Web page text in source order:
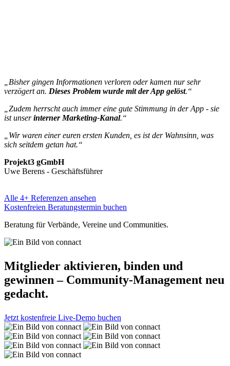
„Bisher gingen Informationen verloren oder kamen nur sehr
verzögert an. Dieses Problem wurde mit der App gelöst.“
„Zudem herrscht auch immer eine gute Stimmung in der App - sie
ist unserinterner Marketing-Kanal.“
„Wir waren einer euren ersten Kunden, es ist der Wahnsinn, was
sich seitdem getan hat.“
Projekt3 gGmbH
Uwe Berens - Geschäftsführer
Alle 4+ Referenzen ansehen
Kostenfreien Beratungstermin buchen
Beratung für Verbände, Vereine und Communities.
Mitglieder aktivieren, binden und
gewinnen – Community-Management neu
gedacht.
Jetzt kostenfreie Live-Demo buchen